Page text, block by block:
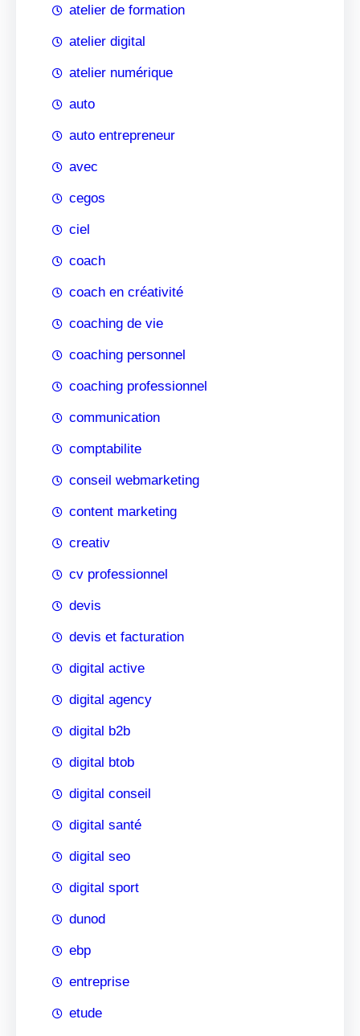
atelier de formation
atelier digital
atelier numérique
auto
auto entrepreneur
avec
cegos
ciel
coach
coach en créativité
coaching de vie
coaching personnel
coaching professionnel
communication
comptabilite
conseil webmarketing
content marketing
creativ
cv professionnel
devis
devis et facturation
digital active
digital agency
digital b2b
digital btob
digital conseil
digital santé
digital seo
digital sport
dunod
ebp
entreprise
etude